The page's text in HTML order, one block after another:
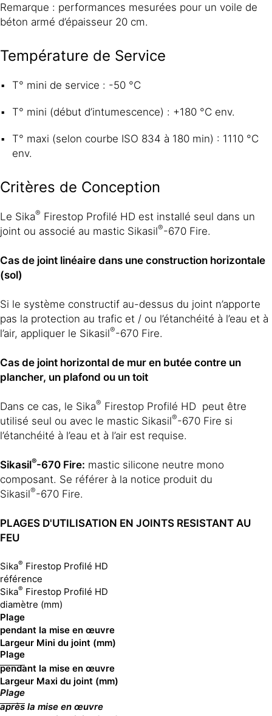
Remarque : performances mesurées pour un voile de
béton armé d’épaisseur 20 cm.
Température de Service
T° mini de service : -50 °C
T° mini (début d’intumescence) : +180 °C env.
T° maxi (selon courbe ISO 834 à 180 min) : 1110 °C
env.
Critères de Conception
Le Sika® Firestop Profilé HD est installé seul dans un
joint ou associé au mastic Sikasil®-670 Fire.
Cas de joint linéaire dans une construction horizontale
(sol)
Si le système constructif au-dessus du joint n’apporte
pas la protection au trafic et / ou l’étanchéité à l’eau et à
l’air, appliquer le Sikasil®-670 Fire.
Cas de joint horizontal de mur en butée contre un
plancher, un plafond ou un toit
Dans ce cas, le Sika® Firestop Profilé HD peut être
utilisé seul ou avec le mastic Sikasil®-670 Fire si
l’étanchéité à l’eau et à l’air est requise.
Sikasil®-670 Fire: mastic silicone neutre mono
composant. Se référer à la notice produit du
Sikasil®-670 Fire.
PLAGES D'UTILISATION EN JOINTS RESISTANT AU
FEU
Sika® Firestop Profilé HD
référence
Sika® Firestop Profilé HD
diamètre (mm)
Plage
pendant la mise en œuvre
Largeur Mini du joint (mm)
Plage
pendant la mise en œuvre
Largeur Maxi du joint (mm)
Plage
après la mise en œuvre